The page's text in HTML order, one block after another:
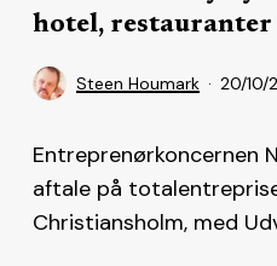
hotel,
Steen Houmark 20/10/
Entreprenørkoncernen
aftale på
Christiansholm, med